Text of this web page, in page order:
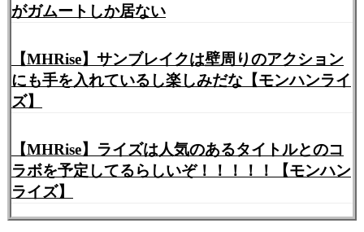
がガムートしか居ない
【MHRise】サンブレイクは壁周りのアクション
にも手を入れているし楽しみだな【モンハンライ
ズ】
【MHRise】ライズは人気のあるタイトルとのコ
ラボを予定してるらしいぞ！！！！！【モンハン
ライズ】